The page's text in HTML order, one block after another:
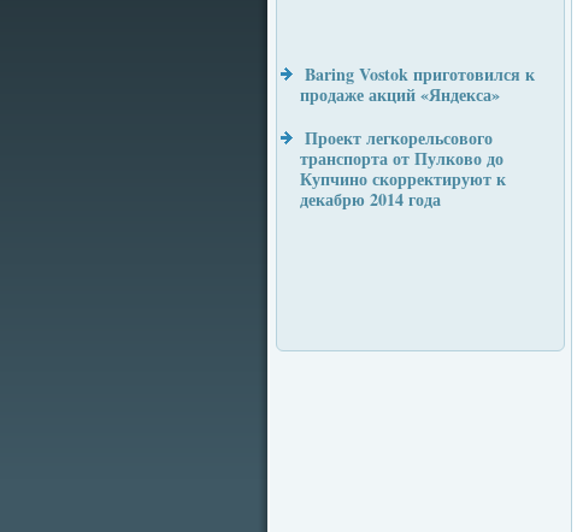
Baring Vostok приготовился к
продаже акций «Яндекса»
Проект легкорельсового
транспорта от Пулково до
Купчино скорректируют к
декабрю 2014 года